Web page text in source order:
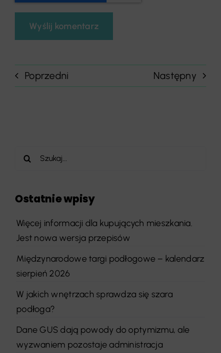
Poprzedni Następny
Szukaj
Ostatnie wpisy
Więcej informacji dla kupujących mieszkania.
Jest nowa wersja przepisów
Międzynarodowe targi podłogowe – kalendarz
sierpień 2026
W jakich wnętrzach sprawdza się szara
podłoga?
Dane GUS dają powody do optymizmu, ale
wyzwaniem pozostaje administracja